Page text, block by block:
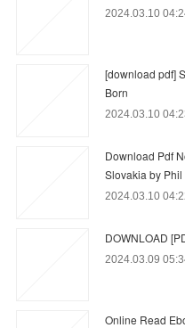
2024.03.10
[download pdf]
Born
2024.03.10
Download Pdf
Slovakia by
2024.03.10
DOWNLOAD
2024.03.09
Online Read